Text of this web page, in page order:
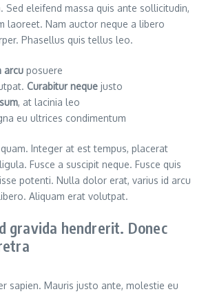
Sed eleifend massa quis ante sollicitudin,
laoreet. Nam auctor neque a libero
Phasellus quis tellus leo.
arcu posuere
Curabitur neque justo
, at lacinia leo
eu ultrices condimentum
Integer at est tempus, placerat
Fusce a suscipit neque. Fusce quis
potenti. Nulla dolor erat, varius id arcu
Aliquam erat volutpat.
gravida hendrerit. Donec
sapien. Mauris justo ante, molestie eu